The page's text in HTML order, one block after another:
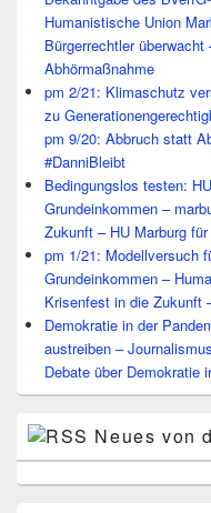
Humanistische Union
Bürgerrechtler
Abhörmaßnahme
pm 2/21: Klimaschutz
zu
pm 9/20: Abbruch statt
#DanniBleibt
Bedingungslos testen:
Grundeinkommen –
Zukunft – HU Marburg
pm 1/21: Modellversuch
Grundeinkommen –
Krisenfest in die Zukunft
Demokratie in der
austreiben –
Debate über Demokratie
Neues von